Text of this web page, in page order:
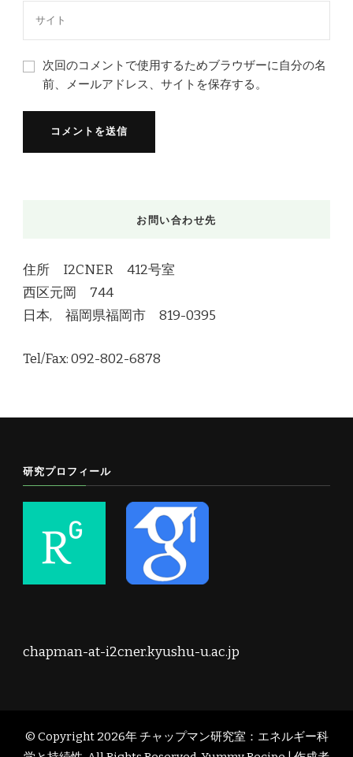
次回のコメントで使用するためブラウザーに自分の名
前、メールアドレス、サイトを保存する。
お問い合わせ先
住所 I2CNER 412号室
西区元岡 744
日本, 福岡県福岡市 819-0395
Tel/Fax: 092-802-6878
研究プロフィール
chapman-at-i2cner.kyushu-u.ac.jp
© Copyright 2026年チャップマン研究室：エネルギー科